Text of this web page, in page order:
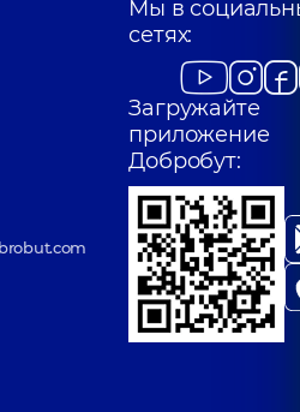
Мы в
сетях:
Загружайте
приложение
Добробут: